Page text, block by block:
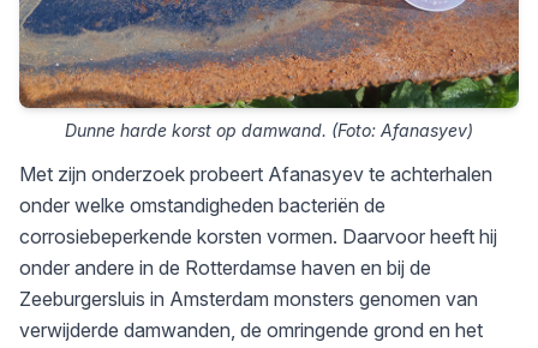
Dunne harde korst op damwand. (Foto: Afanasyev)
Met zijn onderzoek probeert Afanasyev te achterhalen
onder welke omstandigheden bacteriën de
corrosiebeperkende korsten vormen. Daarvoor heeft hij
onder andere in de Rotterdamse haven en bij de
Zeeburgersluis in Amsterdam monsters genomen van
verwijderde damwanden, de omringende grond en het